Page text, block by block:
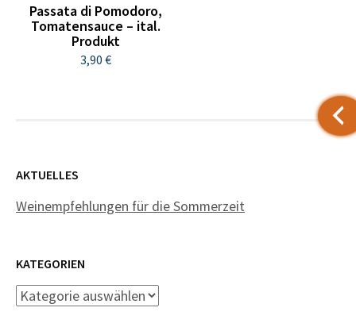
Passata di Pomodoro,
Tomatensauce – ital.
Produkt
3,90 €
AKTUELLES
Weinempfehlungen für die Sommerzeit
KATEGORIEN
Kategorien